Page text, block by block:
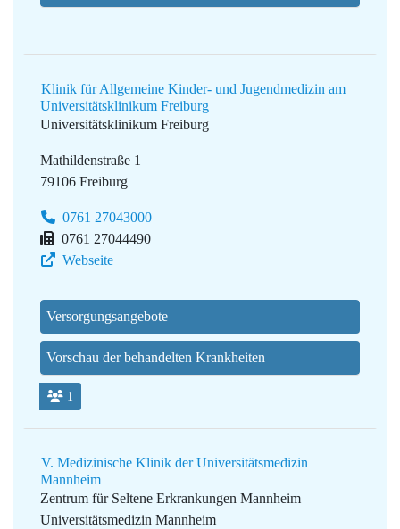
Klinik für Allgemeine Kinder- und Jugendmedizin am
Universitätsklinikum Freiburg
Universitätsklinikum Freiburg
Mathildenstraße 1
79106 Freiburg
0761 27043000
0761 27044490
Webseite
Versorgungsangebote
Vorschau der behandelten Krankheiten
1
V. Medizinische Klinik der Universitätsmedizin
Mannheim
Zentrum für Seltene Erkrankungen Mannheim
Universitätsmedizin Mannheim